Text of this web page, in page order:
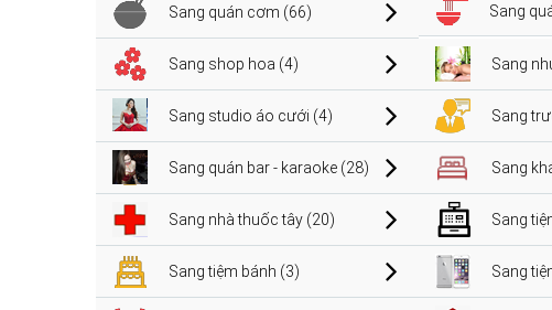
Sang quán cơm (66) Sang
Sang shop hoa (4) Sang
Sang studio áo cưới (4) Sang
Sang quán bar - karaoke (28) Sang
Sang nhà thuốc tây (20) Sang
Sang tiệm bánh (3) Sang